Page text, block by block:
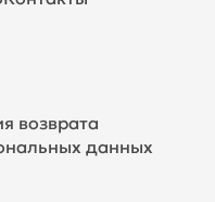
возврата
данных